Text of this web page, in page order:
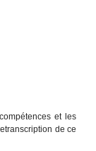
et les
de ce